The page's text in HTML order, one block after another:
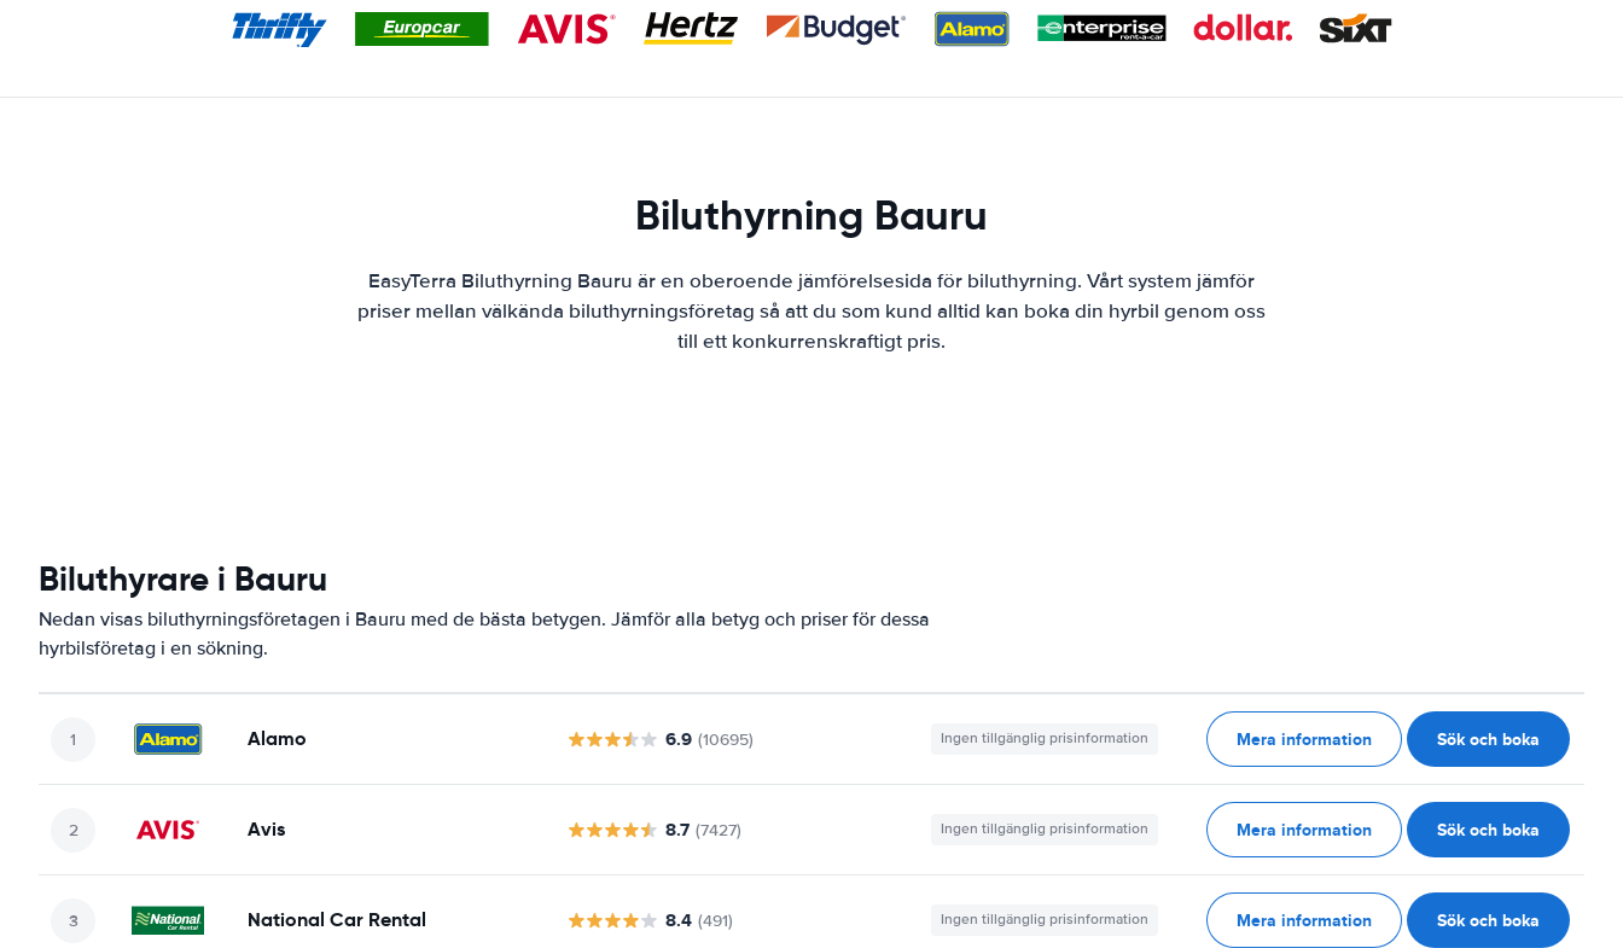
Biluthyrning Bauru
EasyTerra Biluthyrning Bauru är en oberoende jämförelsesida för biluthyrning. Vårt system jämför
priser mellan välkända biluthyrningsföretag så att du som kund alltid kan boka din hyrbil genom oss
till ett konkurrenskraftigt pris.
Biluthyrare i Bauru
Nedan visas biluthyrningsföretagen i Bauru med de bästa betygen. Jämför alla betyg och priser för dessa
hyrbilsföretag i en sökning.
Alamo 6.9 (10695) Ingen tillgänglig prisinformation Mera information Sök och boka
Avis 8.7 (7427) Ingen tillgänglig prisinformation Mera information Sök och boka
National Car Rental 8.4 (491) Ingen tillgänglig prisinformation Mera information Sök och boka